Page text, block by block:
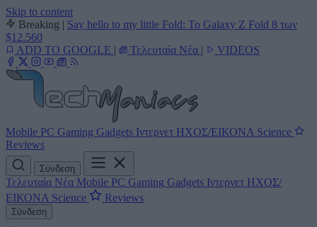
Skip to content
Breaking | Say hello to my little Fold: Το Galaxy Z Fold 8 των
$12.560
ADD TO GOOGLE | Τελευταία Νέα | VIDEOS
Mobile PC Gaming Gadgets Ιντερνετ ΗΧΟΣ/ΕΙΚΟΝΑ Science
Reviews
Σύνδεση
Τελευταία Νέα Mobile PC Gaming Gadgets Ιντερνετ ΗΧΟΣ/
ΕΙΚΟΝΑ Science Reviews
Σύνδεση